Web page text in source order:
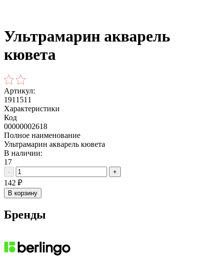
Ультрамарин акварель
кювета
Артикул:
1911511
Характеристики
Код
00000002618
Полное наименование
Ультрамарин акварель кювета
В наличии:
17
- +
142 ₽
В корзину
Бренды